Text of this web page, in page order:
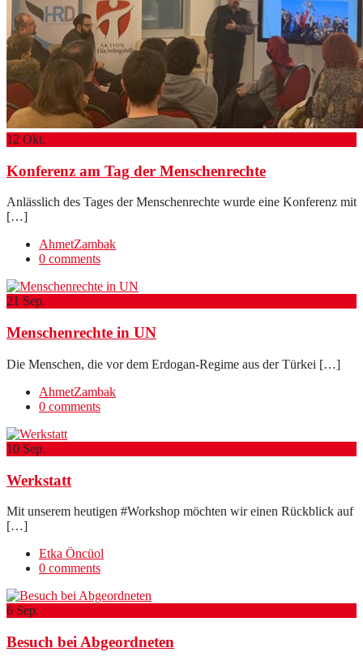
12 Okt.
Konferenz am Tag der Menschenrechte
Anlässlich des Tages der Menschenrechte wurde eine Konferenz mit
[…]
AhmetZambak
0 comments
21 Sep.
Menschenrechte in UN
Die Menschen, die vor dem Erdogan-Regime aus der Türkei […]
AhmetZambak
0 comments
10 Sep.
Werkstatt
Mit unserem heutigen #Workshop möchten wir einen Rückblick auf
[…]
Etka Öncüol
0 comments
6 Sep.
Besuch bei Abgeordneten